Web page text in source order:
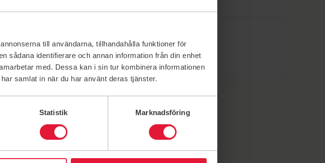
till användarna, tillhandahålla funktioner för
sådana identifierare och annan information från din enhet
med. Dessa kan i sin tur kombinera informationen
samlat in när du har använt deras tjänster.
Statistik Marknadsföring
köp på Team Sportia i
medlemmar att får en
Årsmöte & styrelse
Årsmöte